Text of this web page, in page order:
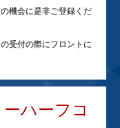
機会に是非ご登録くだ
受付の際にフロントに
ハーフコ